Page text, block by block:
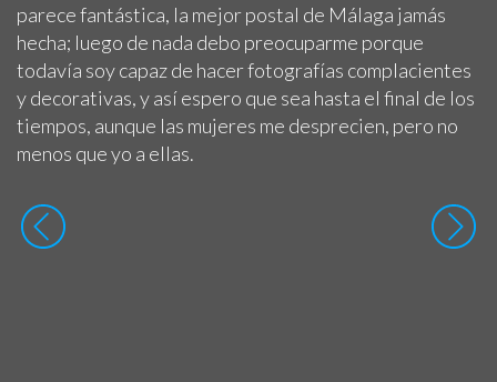
parece fantástica, la mejor postal de Málaga jamás
hecha; luego de nada debo preocuparme porque
todavía soy capaz de hacer fotografías complacientes
y decorativas, y así espero que sea hasta el final de los
tiempos, aunque las mujeres me desprecien, pero no
menos que yo a ellas.